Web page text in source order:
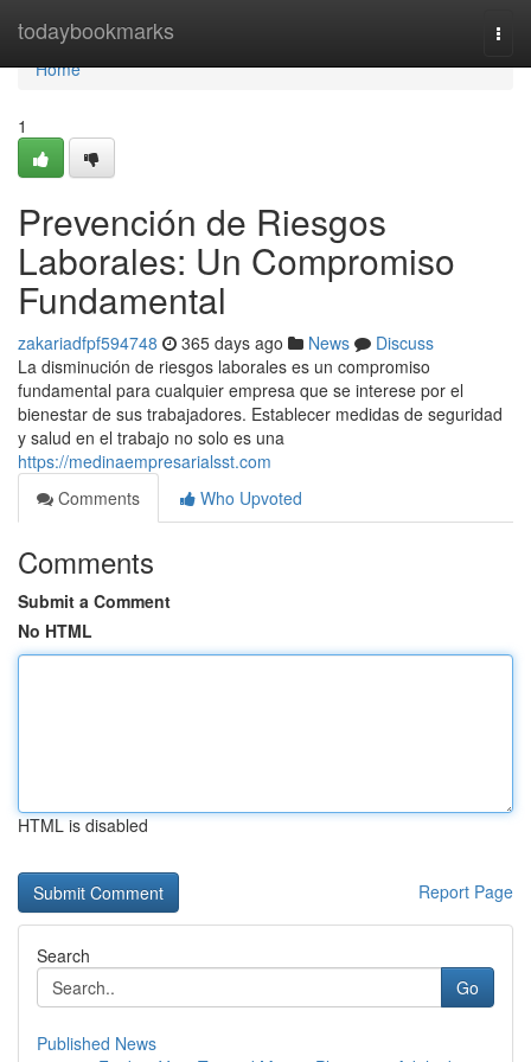
todaybookmarks
Home
Home
1
Prevención de Riesgos
Laborales: Un Compromiso
Fundamental
zakariadfpf594748 365 days ago News
Discuss
La disminución de riesgos laborales es un compromiso
fundamental para cualquier empresa que se interese por el
bienestar de sus trabajadores. Establecer medidas de seguridad
y salud en el trabajo no solo es una
https://medinaempresarialsst.com
Comments
Who Upvoted
Comments
Submit a Comment
No HTML
HTML is disabled
Report Page
Search
Go
Published News